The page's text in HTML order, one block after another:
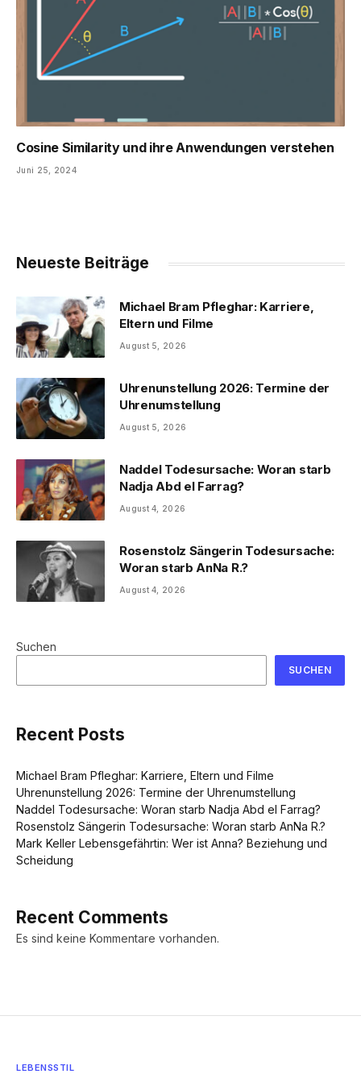
Cosine Similarity und ihre Anwendungen verstehen
Juni 25, 2024
Neueste Beiträge
Michael Bram Pfleghar: Karriere,
Eltern und Filme
August 5, 2026
Uhrenunstellung 2026: Termine der
Uhrenumstellung
August 5, 2026
Naddel Todesursache: Woran starb
Nadja Abd el Farrag?
August 4, 2026
Rosenstolz Sängerin Todesursache:
Woran starb AnNa R.?
August 4, 2026
Suchen
SUCHEN
Recent Posts
Michael Bram Pfleghar: Karriere, Eltern und Filme
Uhrenunstellung 2026: Termine der Uhrenumstellung
Naddel Todesursache: Woran starb Nadja Abd el Farrag?
Rosenstolz Sängerin Todesursache: Woran starb AnNa R.?
Mark Keller Lebensgefährtin: Wer ist Anna? Beziehung und
Scheidung
Recent Comments
Es sind keine Kommentare vorhanden.
LEBENSSTIL